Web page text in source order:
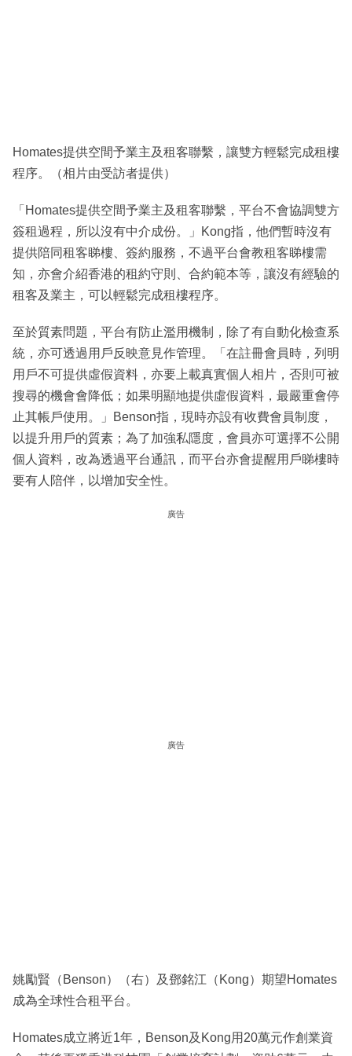
Homates提供空間予業主及租客聯繫，讓雙方輕鬆完成租樓
程序。（相片由受訪者提供）
「Homates提供空間予業主及租客聯繫，平台不會協調雙方
簽租過程，所以沒有中介成份。」Kong指，他們暫時沒有
提供陪同租客睇樓、簽約服務，不過平台會教租客睇樓需
知，亦會介紹香港的租約守則、合約範本等，讓沒有經驗的
租客及業主，可以輕鬆完成租樓程序。
至於質素問題，平台有防止濫用機制，除了有自動化檢查系
統，亦可透過用戶反映意見作管理。「在註冊會員時，列明
用戶不可提供虛假資料，亦要上載真實個人相片，否則可被
搜尋的機會會降低；如果明顯地提供虛假資料，最嚴重會停
止其帳戶使用。」Benson指，現時亦設有收費會員制度，
以提升用戶的質素；為了加強私隱度，會員亦可選擇不公開
個人資料，改為透過平台通訊，而平台亦會提醒用戶睇樓時
要有人陪伴，以增加安全性。
廣告
廣告
姚勵賢（Benson）（右）及鄧銘江（Kong）期望Homates
成為全球性合租平台。
Homates成立將近1年，Benson及Kong用20萬元作創業資